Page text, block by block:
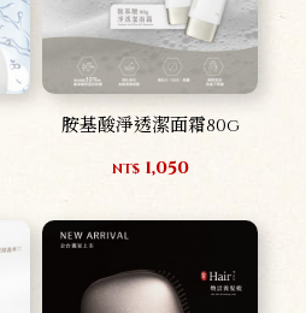
胺基酸淨透潔面霜80g
NT$1,050